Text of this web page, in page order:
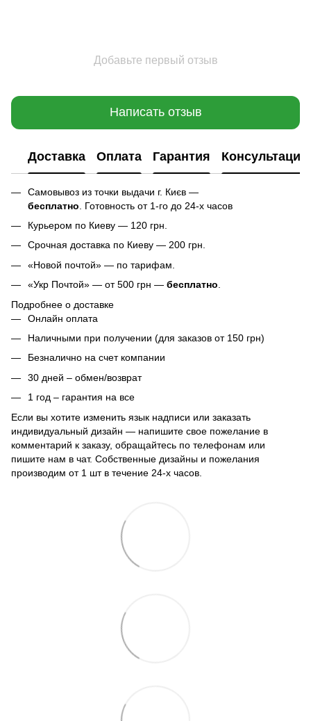
Добавьте первый отзыв
Написать отзыв
Доставка Оплата Гарантия Консультация
Самовывоз из точки выдачи г. Києв —
бесплатно . Готовность от 1-го до 24-х часов
Курьером по Киеву — 120 грн.
Срочная доставка по Киеву — 200 грн.
«Новой почтой» — по тарифам.
«Укр Почтой» — от 500 грн — бесплатно
Подробнее о доставке
Онлайн оплата
Наличными при получении (для заказов от 150 грн)
Безналично на счет компании
30 дней – обмен/возврат
1 год – гарантия на все
Если вы хотите изменить язык надписи или заказать
индивидуальный дизайн — напишите свое пожелание в
комментарий к заказу, обращайтесь по телефонам или
пишите нам в чат. Собственные дизайны и пожелания
производим от 1 шт в течение 24-х часов.